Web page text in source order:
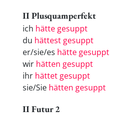
II Plusquamperfekt
ich hätte gesuppt
du hättest gesuppt
er/sie/es hätte gesuppt
wir hätten gesuppt
ihr hättet gesuppt
sie/Sie hätten gesuppt
II Futur 2